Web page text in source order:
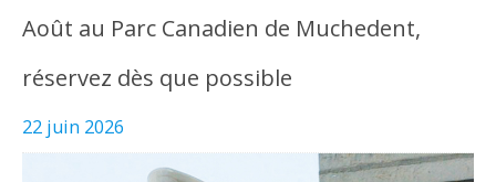
Août au Parc Canadien de Muchedent,
réservez dès que possible
22 juin 2026